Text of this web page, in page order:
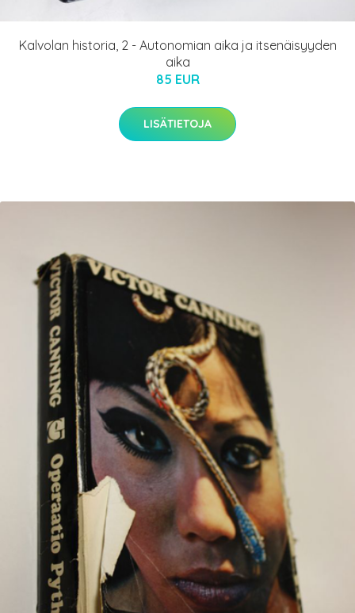
Kalvolan historia, 2 - Autonomian aika ja itsenäisyyden
aika
85 EUR
LISÄTIETOJA